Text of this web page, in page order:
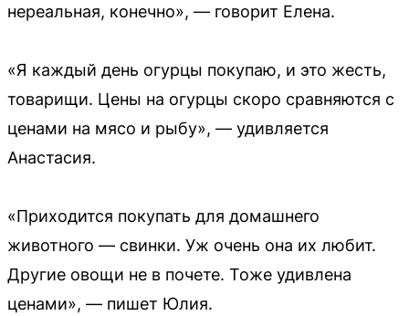
нереальная, конечно», — говорит Елена.
«Я каждый день огурцы покупаю, и это жесть,
товарищи. Цены на огурцы скоро сравняются с
ценами на мясо и рыбу», — удивляется
Анастасия.
«Приходится покупать для домашнего
животного — свинки. Уж очень она их любит.
Другие овощи не в почете. Тоже удивлена
ценами», — пишет Юлия.